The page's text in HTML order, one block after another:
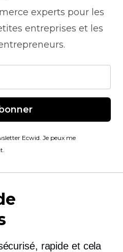
experts pour les
entreprises et les
Ecwid. Je peux me
rapide et cela